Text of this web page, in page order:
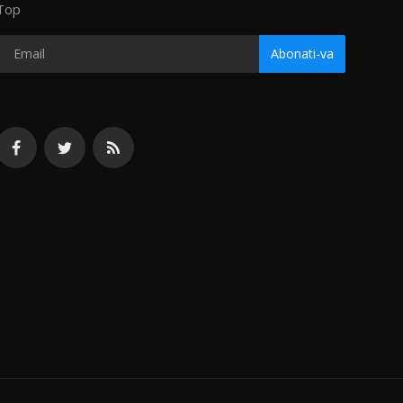
Abonati-va